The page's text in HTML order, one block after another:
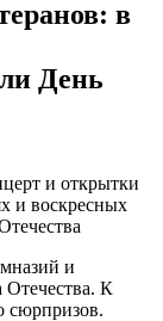
в
День
и
Отечества. К
сюрпризов.